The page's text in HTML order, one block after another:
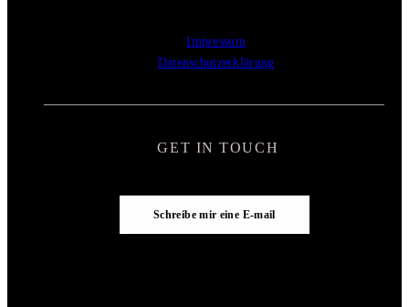
GET IN TOUCH
Schreibe mir eine E-mail
Impressum
Datenschutzerklärung